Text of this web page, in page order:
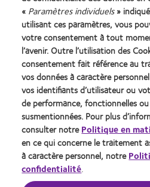
Learn
more
about
Récompense
Silmo
d’Or
du
meilleur
produit
MyDay™
(2013)
Learn
more
about
Contact
Lens
Product
of
the
Year
(2013)
Learn
more
about
2012
&
2010
Best
Companies
for
Leaders
(2012)
Learn
more
about
2011
Best
Factory
Awards
(2011)
Practitioner Home
Contact
Conditions d'utilisation
Cookies
Se
« Paramètres individuels»
utilisant ces paramètres, vous
votre consentement à tout
l’avenir. Outre l’utilisation des
consentement fait référence au
vos données à caractère
vos identifiants d’utilisateur ou
de performance, fonctionnelles
susmentionnées. Pour plus
consulter notrePolitique en
en ce qui concerne le traitement
à caractère personnel, notre
confidentialité.